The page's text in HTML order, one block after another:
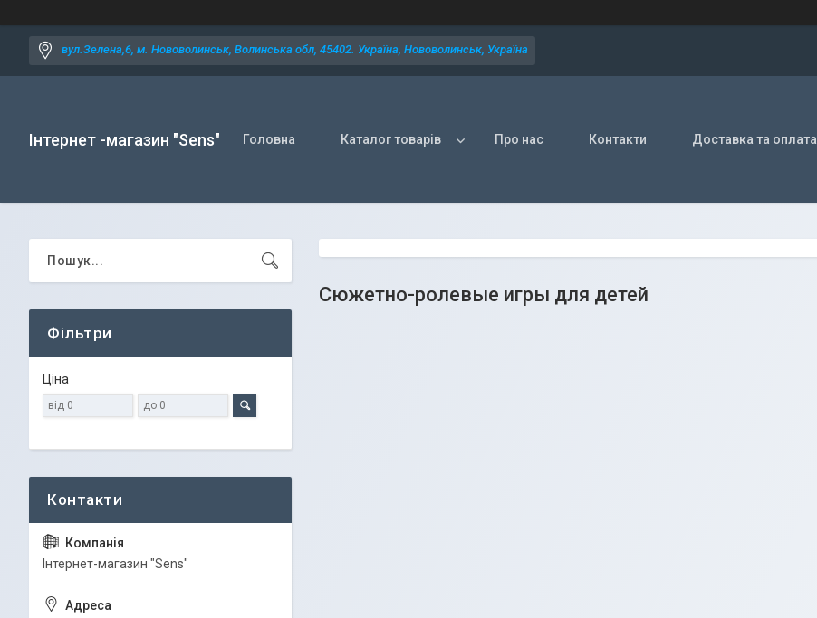
вул.Зелена,6, м. Нововолинськ, Волинська обл, 45402. Україна, Нововолинськ, Україна
Інтернет -магазин "Sens" Головна Каталог товарів Про нас Контакти Доставка та оплата
Сюжетно-ролевые игры для детей
Фільтри
Ціна
Iнтернет-магазин "Sens"